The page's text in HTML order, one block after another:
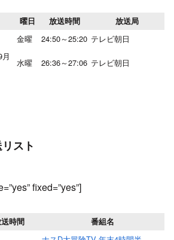
曜日 放送時間 放送局
金曜 24:50～25:20 テレビ朝日
水曜 26:36～27:06 テレビ朝日
スト
fixed=”yes”]
時間 番組名